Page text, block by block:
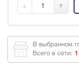
1
В выбранном
Всего в сети: 1